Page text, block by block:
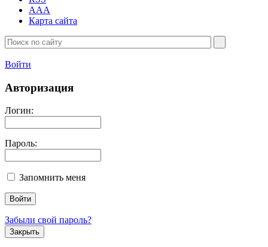
AAA
Карта сайта
Войти
Авторизация
Логин:
Пароль:
Запомнить меня
Забыли свой пароль?
Закрыть